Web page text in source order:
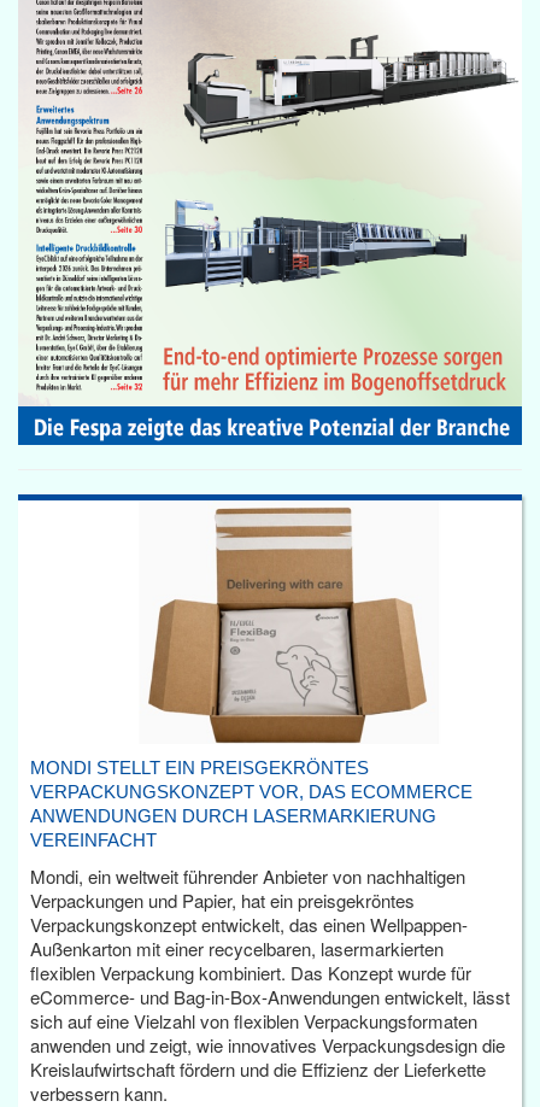
MONDI STELLT EIN PREISGEKRÖNTES
VERPACKUNGSKONZEPT VOR, DAS ECOMMERCE
ANWENDUNGEN DURCH LASERMARKIERUNG
VEREINFACHT
Mondi, ein weltweit führender Anbieter von nachhaltigen
Verpackungen und Papier, hat ein preisgekröntes
Verpackungskonzept entwickelt, das einen Wellpappen-
Außenkarton mit einer recycelbaren, lasermarkierten
flexiblen Verpackung kombiniert. Das Konzept wurde für
eCommerce- und Bag-in-Box-Anwendungen entwickelt, lässt
sich auf eine Vielzahl von flexiblen Verpackungsformaten
anwenden und zeigt, wie innovatives Verpackungsdesign die
Kreislaufwirtschaft fördern und die Effizienz der Lieferkette
verbessern kann.